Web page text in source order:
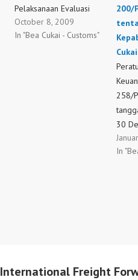
Pelaksanaan Evaluasi
Hasil Audit Kepabeanan
Dan Audit Cukai
October 8, 2009
In "Bea Cukai - Customs"
200/
258/
30
In
International Freight